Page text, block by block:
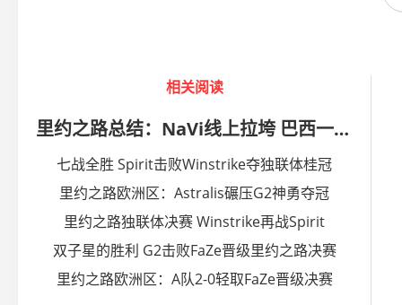
相关阅读
里约之路总结：NaVi线上拉垮 巴西一哥易主
七战全胜 Spirit击败Winstrike夺独联体桂冠
里约之路欧洲区：Astralis碾压G2神勇夺冠
里约之路独联体决赛 Winstrike再战Spirit
双子星的胜利 G2击败FaZe晋级里约之路决赛
里约之路欧洲区：A队2-0轻取FaZe晋级决赛